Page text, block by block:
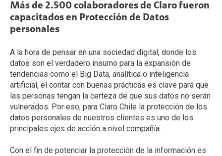
Más de 2.500 colaboradores de Claro fueron
capacitados en Protección de Datos
personales
A la hora de pensar en una sociedad digital, donde los
datos son el verdadero insumo para la expansión de
tendencias como el Big Data, analítica o inteligencia
artificial, el contar con buenas prácticas es clave para que
las personas tengan la certeza de que sus datos no serán
vulnerados. Por eso, para Claro Chile la protección de los
datos personales de nuestros clientes es uno de los
principales ejes de acción a nivel compañía.
Con el fin de potenciar la protección de la información es